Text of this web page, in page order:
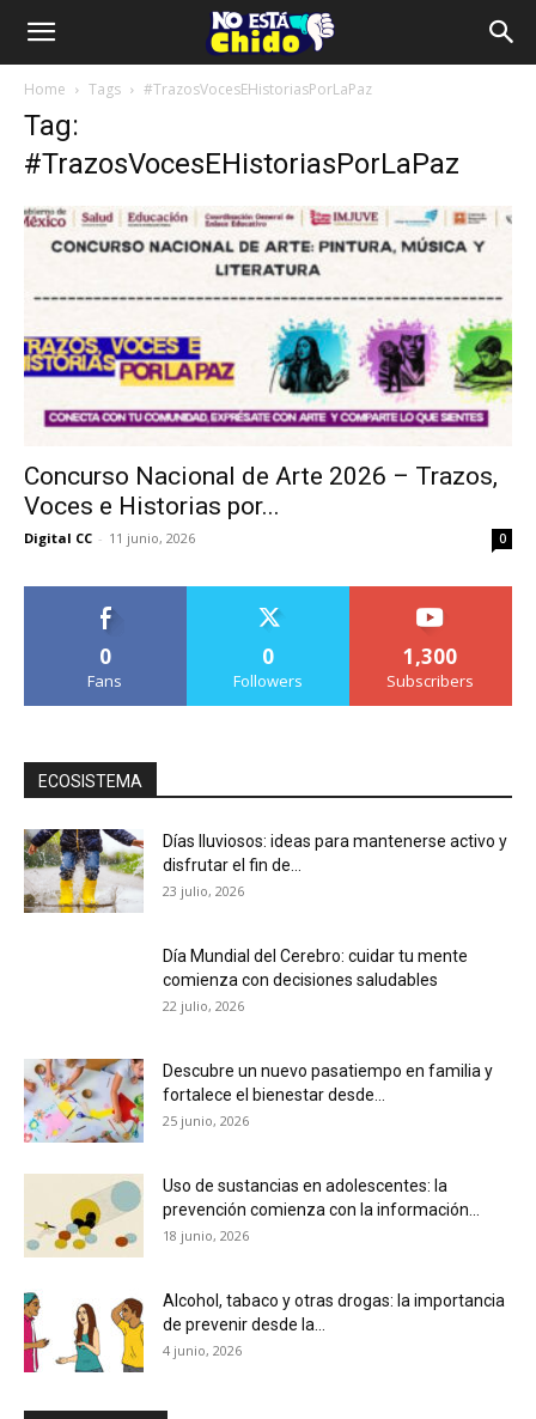
Home Tags #TrazosVocesEHistoriasPorLaPaz
Tag:
#TrazosVocesEHistoriasPorLaPaz
Concurso Nacional de Arte 2026 – Trazos,
Voces e Historias por...
Digital CC - 11 junio, 2026 0
0
Fans
0
Followers
1,300
Subscribers
ECOSISTEMA
Días lluviosos: ideas para mantenerse activo y
disfrutar el fin de...
23 julio, 2026
Día Mundial del Cerebro: cuidar tu mente
comienza con decisiones saludables
22 julio, 2026
Descubre un nuevo pasatiempo en familia y
fortalece el bienestar desde...
25 junio, 2026
Uso de sustancias en adolescentes: la
prevención comienza con la información...
18 junio, 2026
Alcohol, tabaco y otras drogas: la importancia
de prevenir desde la...
4 junio, 2026